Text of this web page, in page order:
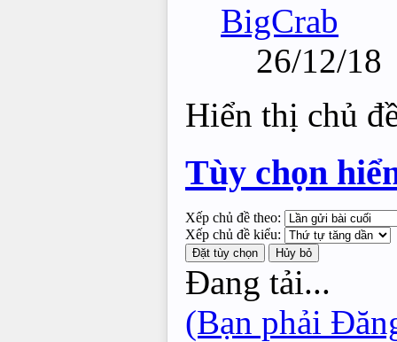
BigCrab
26/12/18
Hiển thị chủ
Tùy chọn
Xếp chủ đề theo:
Xếp chủ đề kiểu:
Đang tải...
(Bạn phải